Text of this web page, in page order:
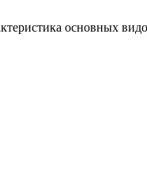
основных